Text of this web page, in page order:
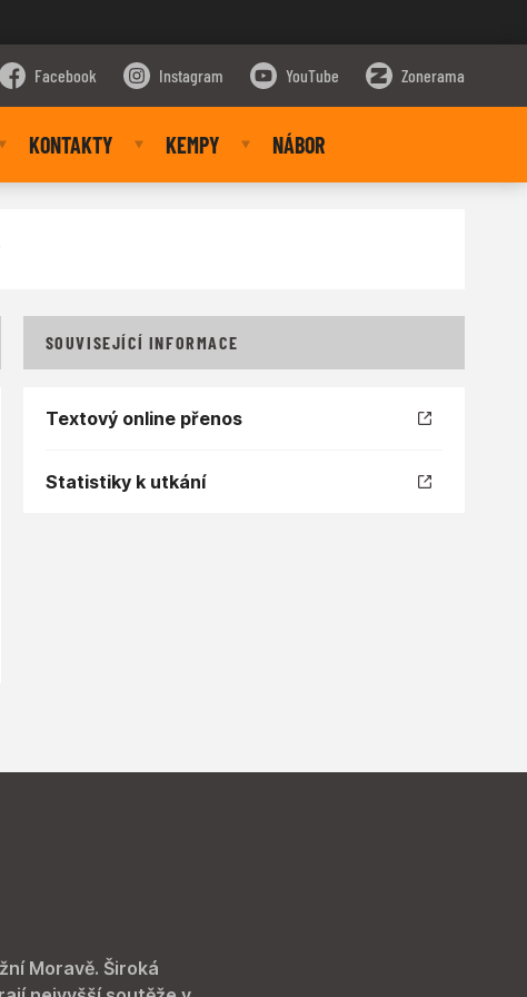
Facebook Instagram YouTube Zonerama
KONTAKTY KEMPY NÁBOR
SOUVISEJÍCÍ INFORMACE
Textový online přenos
Statistiky k utkání
Moravě. Široká